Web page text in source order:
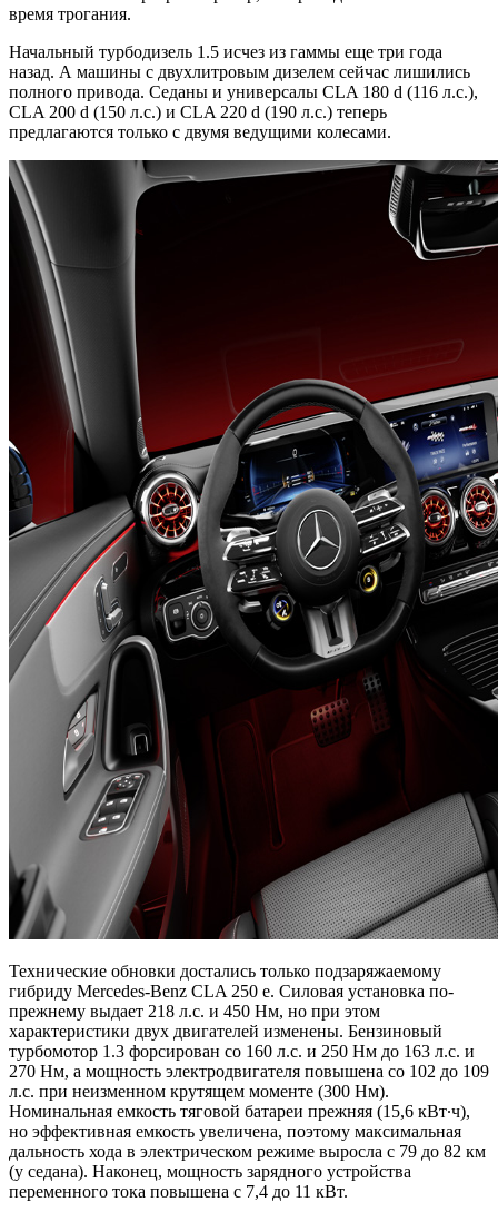
время трогания.
Начальный турбодизель 1.5 исчез из гаммы еще три года
назад. А машины с двухлитровым дизелем сейчас лишились
полного привода. Седаны и универсалы CLA 180 d (116 л.с.),
CLA 200 d (150 л.с.) и CLA 220 d (190 л.с.) теперь
предлагаются только с двумя ведущими колесами.
Технические обновки достались только подзаряжаемому
гибриду Mercedes-Benz CLA 250 e. Силовая установка по-
прежнему выдает 218 л.с. и 450 Нм, но при этом
характеристики двух двигателей изменены. Бензиновый
турбомотор 1.3 форсирован со 160 л.с. и 250 Нм до 163 л.с. и
270 Нм, а мощность электродвигателя повышена со 102 до 109
л.с. при неизменном крутящем моменте (300 Нм).
Номинальная емкость тяговой батареи прежняя (15,6 кВт∙ч),
но эффективная емкость увеличена, поэтому максимальная
дальность хода в электрическом режиме выросла с 79 до 82 км
(у седана). Наконец, мощность зарядного устройства
переменного тока повышена с 7,4 до 11 кВт.